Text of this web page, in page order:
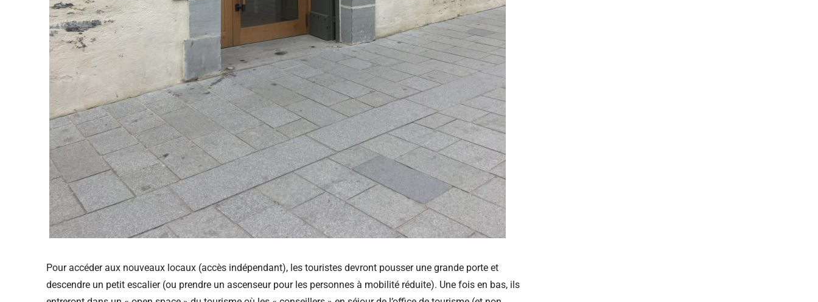
Pour accéder aux nouveaux locaux (accès indépendant), les touristes devront pousser une grande porte et
descendre un petit escalier (ou prendre un ascenseur pour les personnes à mobilité réduite). Une fois en bas, ils